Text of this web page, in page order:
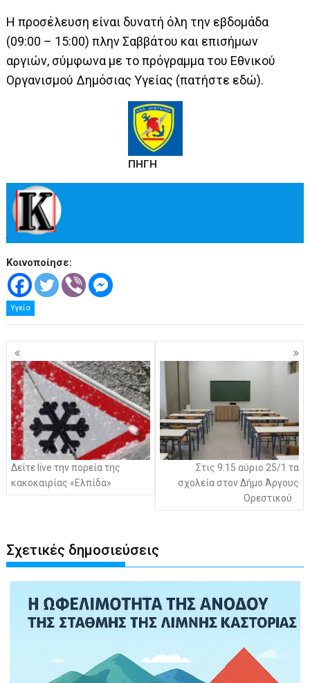
Η προσέλευση είναι δυνατή όλη την εβδομάδα
(09:00 – 15:00) πλην Σαββάτου και επισήμων
αργιών, σύμφωνα με το πρόγραμμα του Εθνικού
Οργανισμού Δημόσιας Υγείας (πατήστε εδώ).
ΠΗΓΗ
.
Κοινοποίησε:
Υγεία
Πλοήγηση
άρθρων
Δείτε live την πορεία της
κακοκαιρίας «Ελπίδα»
Στις 9:15 αύριο 25/1 τα
σχολεία στον Δήμο Άργους
Ορεστικού
Σχετικές δημοσιεύσεις